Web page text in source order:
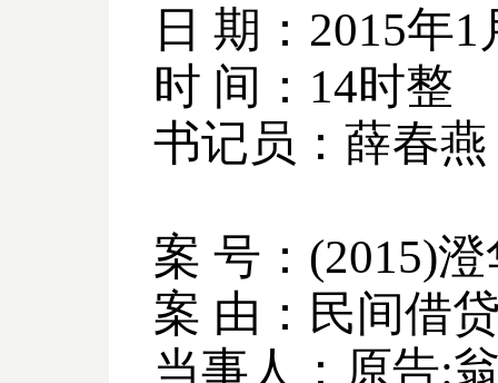
日 期： 2015年1
时 间： 14时整
书记员：薛春燕
案 号： (2015)澄
案 由：民间借
当事人：原告: